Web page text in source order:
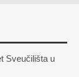
Sveučilišta u